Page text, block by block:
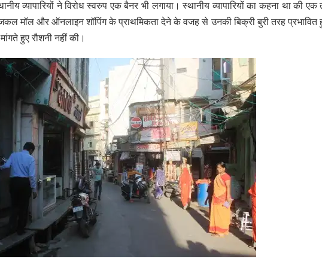
व्यापारियों ने विरोध स्वरुप एक बैनर भी लगाया। स्थानीय व्यापारियों का कहना था की एक
मॉल और ऑनलाइन शॉपिंग के प्राथमिकता देने के वजह से उनकी बिक्री बुरी तरह प्रभावित
हुए रौशनी नहीं की।